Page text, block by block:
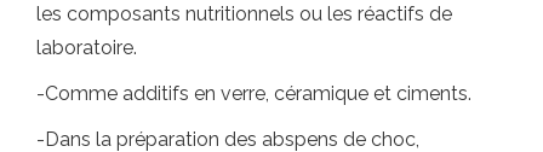
les composants nutritionnels ou les réactifs de
laboratoire.
-Comme additifs en verre, céramique et ciments.
-Dans la préparation des abspens de choc,